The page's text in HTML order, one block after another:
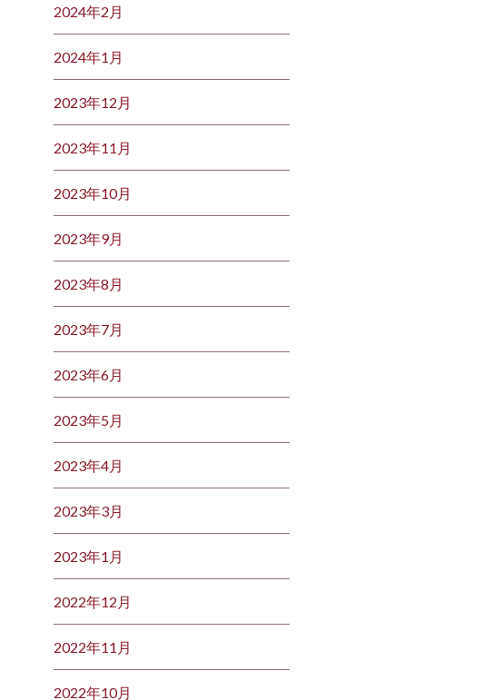
2024年2月
2024年1月
2023年12月
2023年11月
2023年10月
2023年9月
2023年8月
2023年7月
2023年6月
2023年5月
2023年4月
2023年3月
2023年1月
2022年12月
2022年11月
2022年10月